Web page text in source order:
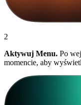
2
Aktywuj Menu. Po
momencie, aby